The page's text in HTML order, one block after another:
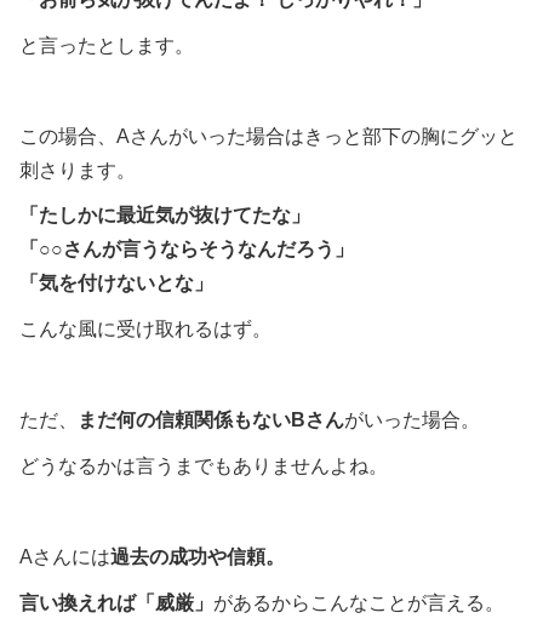
と言ったとします。
この場合、Aさんがいった場合はきっと部下の胸にグッと
刺さります。
「たしかに最近気が抜けてたな」
「○○さんが言うならそうなんだろう」
「気を付けないとな」
こんな風に受け取れるはず。
ただ、 まだ何の信頼関係もないBさんがいった場合。
どうなるかは言うまでもありませんよね。
Aさんには過去の成功や信頼。
言い換えれば「威厳」 があるからこんなことが言える。